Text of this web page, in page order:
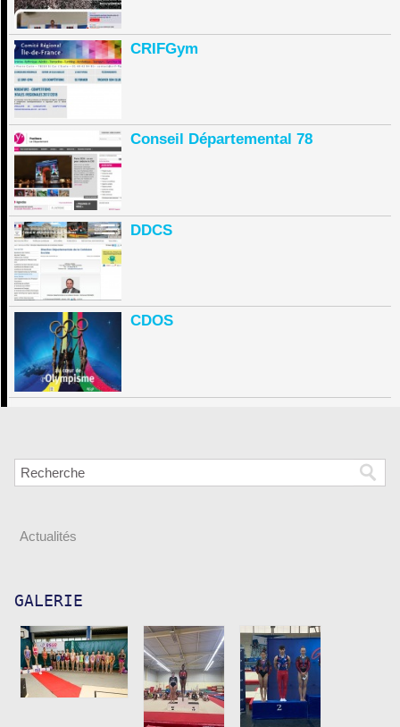
CRIFGym
Conseil Départemental 78
DDCS
CDOS
Actualités
GALERIE